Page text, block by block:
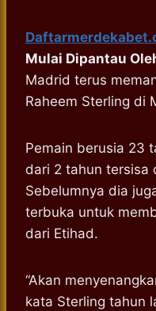
Mulai Dipantau
Madrid terus
Raheem Sterling di
Pemain berusia 23
dari 2 tahun tersisa
Sebelumnya dia
terbuka untuk
dari Etihad.
“Akan
kata Sterling tahun